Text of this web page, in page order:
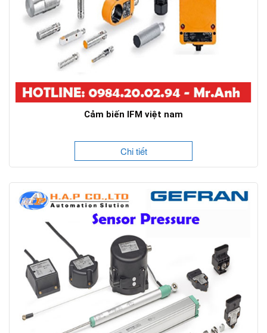
Cảm biến IFM việt nam
Chi tiết